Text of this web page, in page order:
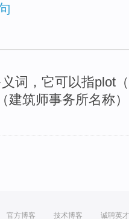
词，它可以指plot
建筑师事务所名称
官方博客 技术博客 诚聘英才